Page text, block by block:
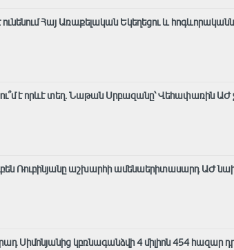
Հայ Առաքելական Եկեղեցու և
է որևէ տեղ. Նաթան Սրբազանը՝ Վեհափառին ԱԺ
Ռուբինյանը աշխարհի ամենաերիտասարդ ԱԺ
Սիմոնյանից կբռնագանձվի 4 միլիոն 454 հազար